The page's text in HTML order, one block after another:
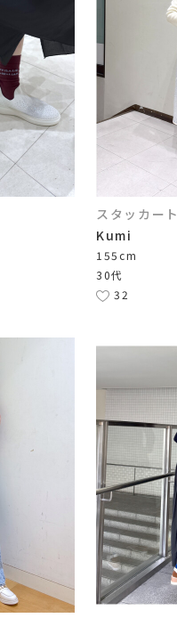
スタッカート
Kumi
155cm
30代
32